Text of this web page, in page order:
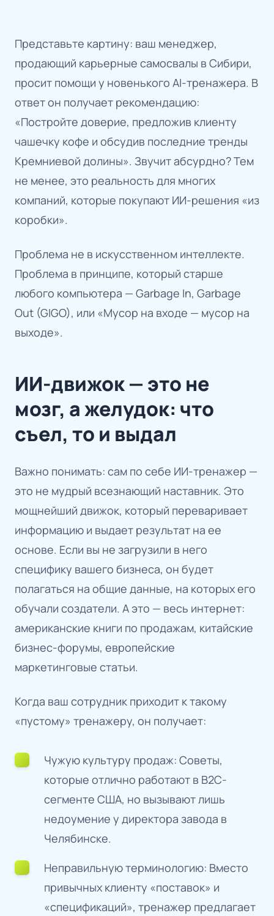
Представьте картину: ваш менеджер,
продающий карьерные самосвалы в Сибири,
просит помощи у новенького AI-тренажера. В
ответ он получает рекомендацию:
«Постройте доверие, предложив клиенту
чашечку кофе и обсудив последние тренды
Кремниевой долины». Звучит абсурдно? Тем
не менее, это реальность для многих
компаний, которые покупают ИИ-решения «из
коробки».
Проблема не в искусственном интеллекте.
Проблема в принципе, который старше
любого компьютера — Garbage In, Garbage
Out (GIGO), или «Мусор на входе — мусор на
выходе».
ИИ-движок — это не
мозг, а желудок: что
съел, то и выдал
Важно понимать: сам по себе ИИ-тренажер —
это не мудрый всезнающий наставник. Это
мощнейший движок, который переваривает
информацию и выдает результат на ее
основе. Если вы не загрузили в него
специфику вашего бизнеса, он будет
полагаться на общие данные, на которых его
обучали создатели. А это — весь интернет:
американские книги по продажам, китайские
бизнес-форумы, европейские
маркетинговые статьи.
Когда ваш сотрудник приходит к такому
«пустому» тренажеру, он получает:
Чужую культуру продаж: Советы,
которые отлично работают в B2C-
сегменте США, но вызывают лишь
недоумение у директора завода в
Челябинске.
Неправильную терминологию: Вместо
привычных клиенту «поставок» и
«спецификаций», тренажер предлагает